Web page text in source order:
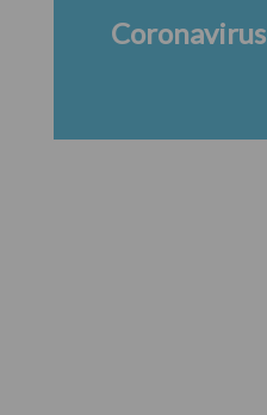
Coronavirus